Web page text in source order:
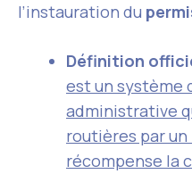
l’instauration du
Définition
est un système
administrative
routières par
récompense la